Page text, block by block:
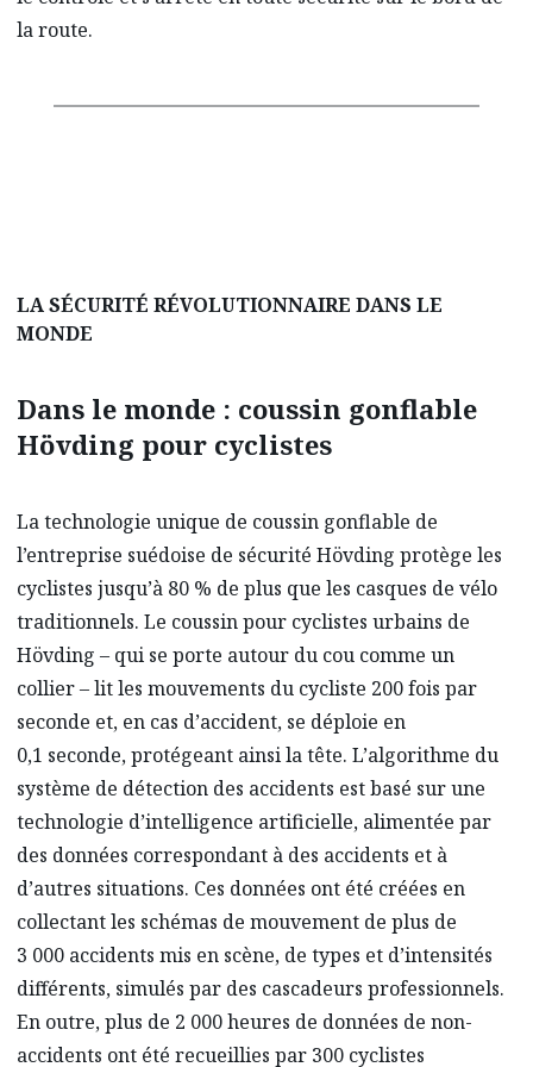
la route.
LA SÉCURITÉ RÉVOLUTIONNAIRE DANS LE
MONDE
Dans le monde : coussin gonflable
Hövding pour cyclistes
La technologie unique de coussin gonflable de
l’entreprise suédoise de sécurité Hövding protège les
cyclistes jusqu’à 80 % de plus que les casques de vélo
traditionnels. Le coussin pour cyclistes urbains de
Hövding – qui se porte autour du cou comme un
collier – lit les mouvements du cycliste 200 fois par
seconde et, en cas d’accident, se déploie en
0,1 seconde, protégeant ainsi la tête. L’algorithme du
système de détection des accidents est basé sur une
technologie d’intelligence artificielle, alimentée par
des données correspondant à des accidents et à
d’autres situations. Ces données ont été créées en
collectant les schémas de mouvement de plus de
3 000 accidents mis en scène, de types et d’intensités
différents, simulés par des cascadeurs professionnels.
En outre, plus de 2 000 heures de données de non-
accidents ont été recueillies par 300 cyclistes